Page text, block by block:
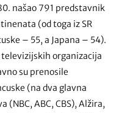
našao 791 predstavnik
(od toga iz SR
– 55, a Japana – 54).
televizijskih organizacija
su prenosile
(na dva glavna
ABC, CBS), Alžira,